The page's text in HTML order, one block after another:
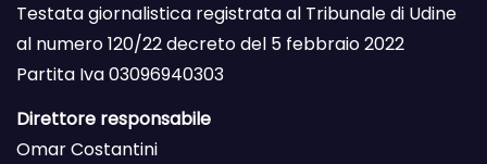
Testata giornalistica registrata al Tribunale di Udine
al numero 120/22 decreto del 5 febbraio 2022
Partita Iva 03096940303
Direttore responsabile
Omar Costantini